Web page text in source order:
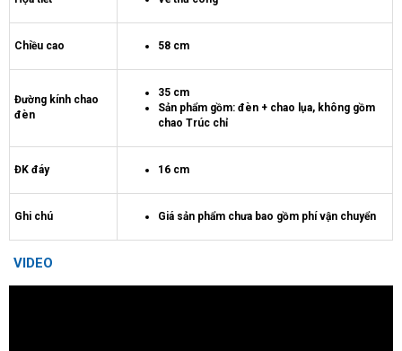
Chiều cao 58 cm
Đường kính chao
đèn
35 cm
Sản phẩm gồm: đèn + chao lụa, không gồm
chao Trúc chỉ
ĐK đáy 16 cm
Ghi chú Giá sản phẩm chưa bao gồm phí vận chuyển
VIDEO